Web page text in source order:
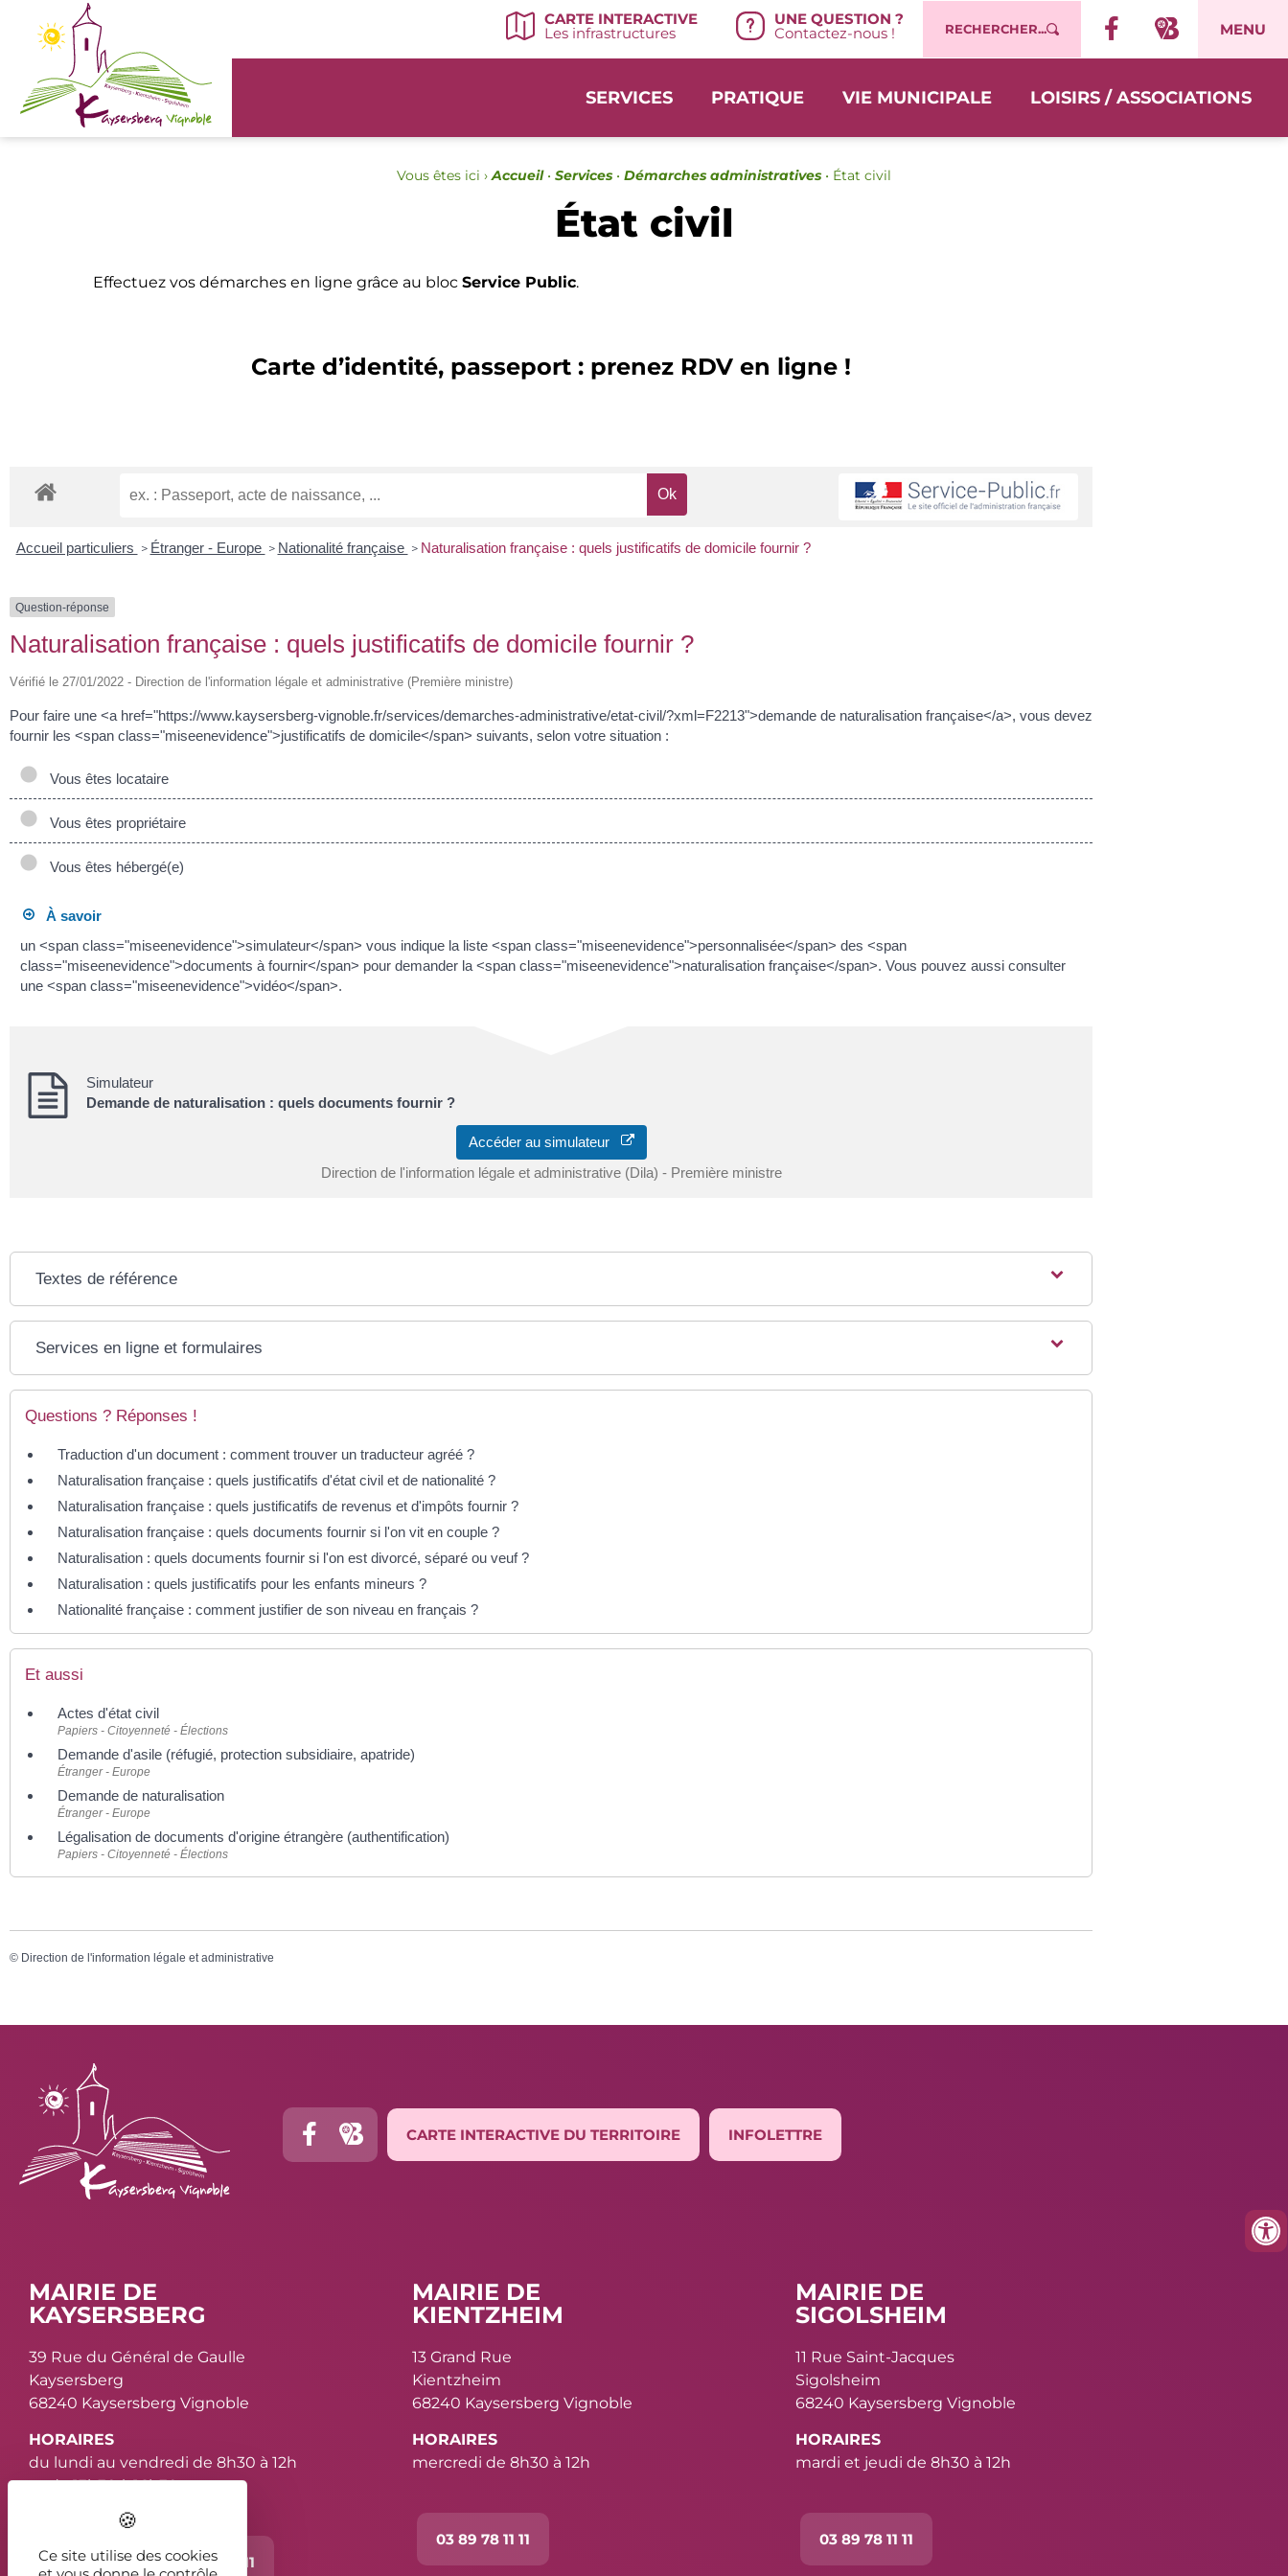
CARTE INTERACTIVE
Les infrastructures
UNE QUESTION ?
Contactez-nous ! RECHERCHER... MENU
SERVICES PRATIQUE VIE MUNICIPALE LOISIRS / ASSOCIATIONS
Vous êtes ici › Accueil• Services • Démarches administratives • État civil
État civil
Effectuez vos démarches en ligne grâce au bloc Service Public.
Carte d’identité, passeport : prenez RDV en ligne !
Accueil particuliers > Étranger - Europe > Nationalité française > Naturalisation française : quels justificatifs de domicile fournir ?
Question-réponse
Naturalisation française : quels justificatifs de domicile fournir ?
Vérifié le 27/01/2022 - Direction de l'information légale et administrative (Première ministre)
Pour faire une <a href="https://www.kaysersberg-vignoble.fr/services/demarches-administrative/etat-civil/?xml=F2213">demande de naturalisation française</a>, vous devez
fournir les <span class="miseenevidence">justificatifs de domicile</span> suivants, selon votre situation :
Vous êtes locataire
Vous êtes propriétaire
Vous êtes hébergé(e)
À savoir
un <span class="miseenevidence">simulateur</span> vous indique la liste <span class="miseenevidence">personnalisée</span> des <span
class="miseenevidence">documents à fournir</span> pour demander la <span class="miseenevidence">naturalisation française</span>. Vous pouvez aussi consulter
une <span class="miseenevidence">vidéo</span>.
Simulateur
Demande de naturalisation : quels documents fournir ?
Accéder au simulateur
Direction de l'information légale et administrative (Dila) - Première ministre
Textes de référence
Services en ligne et formulaires
Questions ? Réponses !
Traduction d'un document : comment trouver un traducteur agréé ?
Naturalisation française : quels justificatifs d'état civil et de nationalité ?
Naturalisation française : quels justificatifs de revenus et d'impôts fournir ?
Naturalisation française : quels documents fournir si l'on vit en couple ?
Naturalisation : quels documents fournir si l'on est divorcé, séparé ou veuf ?
Naturalisation : quels justificatifs pour les enfants mineurs ?
Nationalité française : comment justifier de son niveau en français ?
Et aussi
Actes d'état civil
Papiers - Citoyenneté - Élections
Demande d'asile (réfugié, protection subsidiaire, apatride)
Étranger - Europe
Demande de naturalisation
Étranger - Europe
Légalisation de documents d'origine étrangère (authentification)
Papiers - Citoyenneté - Élections
© Direction de l'information légale et administrative
CARTE INTERACTIVE DU TERRITOIRE INFOLETTRE
MAIRIE DE
KAYSERSBERG
39 Rue du Général de Gaulle
Kaysersberg
68240 Kaysersberg Vignoble
HORAIRES
du lundi au vendredi de 8h30 à 12h
et de 13h30 à 16h30
Contact 03 89 78 11 11
MAIRIE DE
KIENTZHEIM
13 Grand Rue
Kientzheim
68240 Kaysersberg Vignoble
HORAIRES
mercredi de 8h30 à 12h
03 89 78 11 11
MAIRIE DE
SIGOLSHEIM
11 Rue Saint-Jacques
Sigolsheim
68240 Kaysersberg Vignoble
HORAIRES
mardi et jeudi de 8h30 à 12h
03 89 78 11 11
Panneau de gestion des cookies
Ce site utilise des cookies